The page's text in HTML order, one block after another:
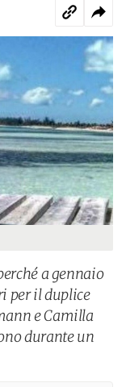
a gennaio
per il duplice
e Camilla
durante un